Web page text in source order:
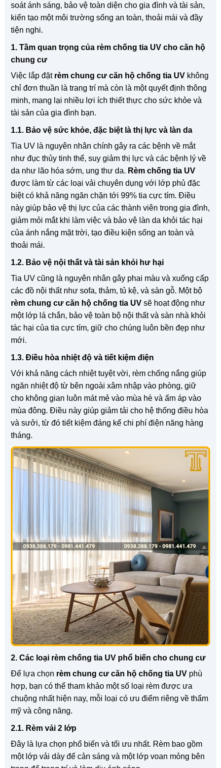
soát ánh sáng, bảo vệ toàn diện cho gia đình và tài sản,
kiến tạo một môi trường sống an toàn, thoải mái và đầy
tiện nghi.
1. Tầm quan trọng của rèm chống tia UV cho căn hộ
chung cư
Việc lắp đặt rèm chung cư căn hộ chống tia UV không
chỉ đơn thuần là trang trí mà còn là một quyết định thông
minh, mang lại nhiều lợi ích thiết thực cho sức khỏe và
tài sản của gia đình bạn.
1.1. Bảo vệ sức khỏe, đặc biệt là thị lực và làn da
Tia UV là nguyên nhân chính gây ra các bệnh về mắt
như đục thủy tinh thể, suy giảm thị lực và các bệnh lý về
da như lão hóa sớm, ung thư da. Rèm chống tia UV
được làm từ các loại vải chuyên dụng với lớp phủ đặc
biệt có khả năng ngăn chặn tới 99% tia cực tím. Điều
này giúp bảo vệ thị lực của các thành viên trong gia đình,
giảm mỏi mắt khi làm việc và bảo vệ làn da khỏi tác hại
của ánh nắng mặt trời, tạo điều kiện sống an toàn và
thoải mái.
1.2. Bảo vệ nội thất và tài sản khỏi hư hại
Tia UV cũng là nguyên nhân gây phai màu và xuống cấp
các đồ nội thất như sofa, thảm, tủ kệ, và sàn gỗ. Một bộ
rèm chung cư căn hộ chống tia UV sẽ hoạt động như
một lớp lá chắn, bảo vệ toàn bộ nội thất và sàn nhà khỏi
tác hại của tia cực tím, giữ cho chúng luôn bền đẹp như
mới.
1.3. Điều hòa nhiệt độ và tiết kiệm điện
Với khả năng cách nhiệt tuyệt vời, rèm chống nắng giúp
ngăn nhiệt độ từ bên ngoài xâm nhập vào phòng, giữ
cho không gian luôn mát mẻ vào mùa hè và ấm áp vào
mùa đông. Điều này giúp giảm tải cho hệ thống điều hòa
và sưởi, từ đó tiết kiệm đáng kể chi phí điện năng hàng
tháng.
2. Các loại rèm chống tia UV phổ biến cho chung cư
Để lựa chọn rèm chung cư căn hộ chống tia UV phù
hợp, bạn có thể tham khảo một số loại rèm được ưa
chuộng nhất hiện nay, mỗi loại có ưu điểm riêng về thẩm
mỹ và công năng.
2.1. Rèm vải 2 lớp
Đây là lựa chọn phổ biến và tối ưu nhất. Rèm bao gồm
một lớp vải dày để cản sáng và một lớp voan mỏng bên